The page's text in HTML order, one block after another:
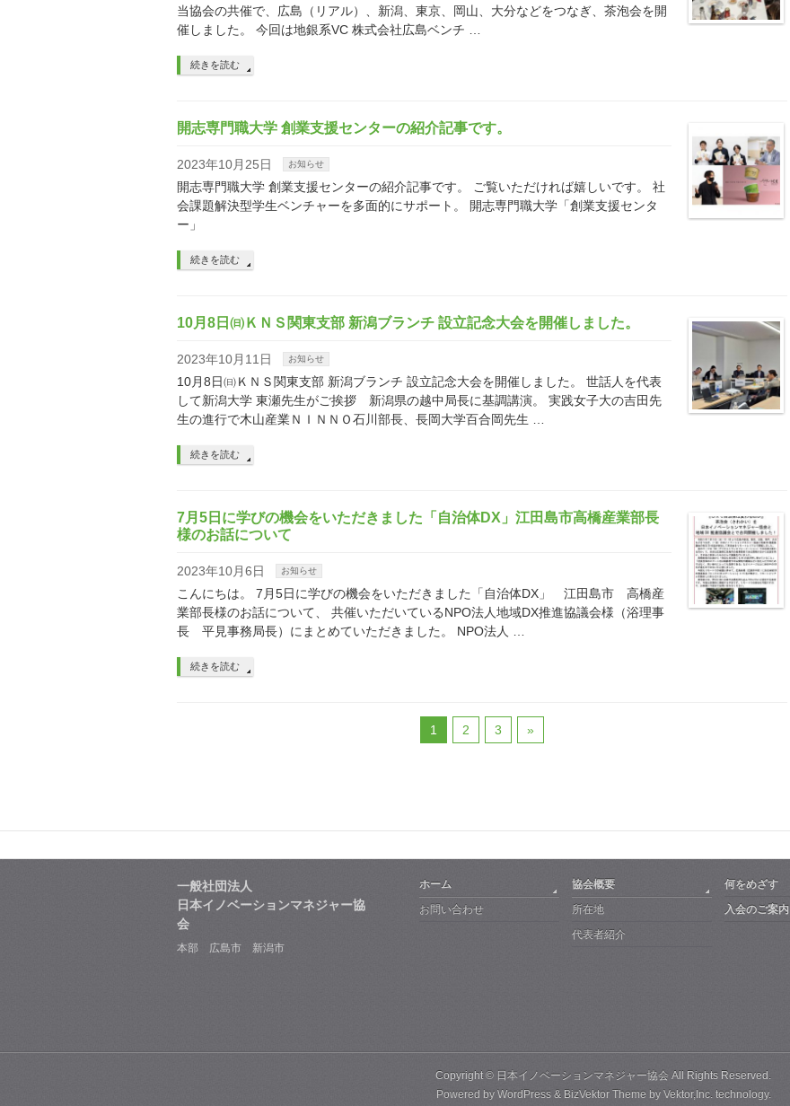
当協会の共催で、広島（リアル）、新潟、東京、岡山、大分などをつなぎ、茶泡会を開
催しました。 今回は地銀系VC 株式会社広島ベンチ …
続きを読む
開志専門職大学 創業支援センターの紹介記事です。
2023年10月25日 お知らせ
開志専門職大学 創業支援センターの紹介記事です。 ご覧いただければ嬉しいです。 社
会課題解決型学生ベンチャーを多面的にサポート。 開志専門職大学「創業支援センタ
ー」
続きを読む
10月8日㈰ＫＮＳ関東支部 新潟ブランチ 設立記念大会を開催しました。
2023年10月11日 お知らせ
10月8日㈰ＫＮＳ関東支部 新潟ブランチ 設立記念大会を開催しました。 世話人を代表
して新潟大学 東瀬先生がご挨拶 新潟県の越中局長に基調講演。 実践女子大の吉田先
生の進行で木山産業ＮＩＮＮＯ石川部長、長岡大学百合岡先生 …
続きを読む
7月5日に学びの機会をいただきました「自治体DX」江田島市高橋産業部長
様のお話について
2023年10月6日 お知らせ
こんにちは。 7月5日に学びの機会をいただきました「自治体DX」 江田島市 高橋産
業部長様のお話について、 共催いただいているNPO法人地域DX推進協議会様（浴理事
長 平見事務局長）にまとめていただきました。 NPO法人 …
続きを読む
1 2 3 »
一般社団法人
日本イノベーションマネジャー協
会
本部 広島市 新潟市
ホーム
お問い合わせ
協会概要
所在地
代表者紹介
何をめざす
入会のご案内
Copyright © 日本イノベーションマネジャー協会 All Rights Reserved.
Powered by WordPress& BizVektor Theme by Vektor,Inc. technology.